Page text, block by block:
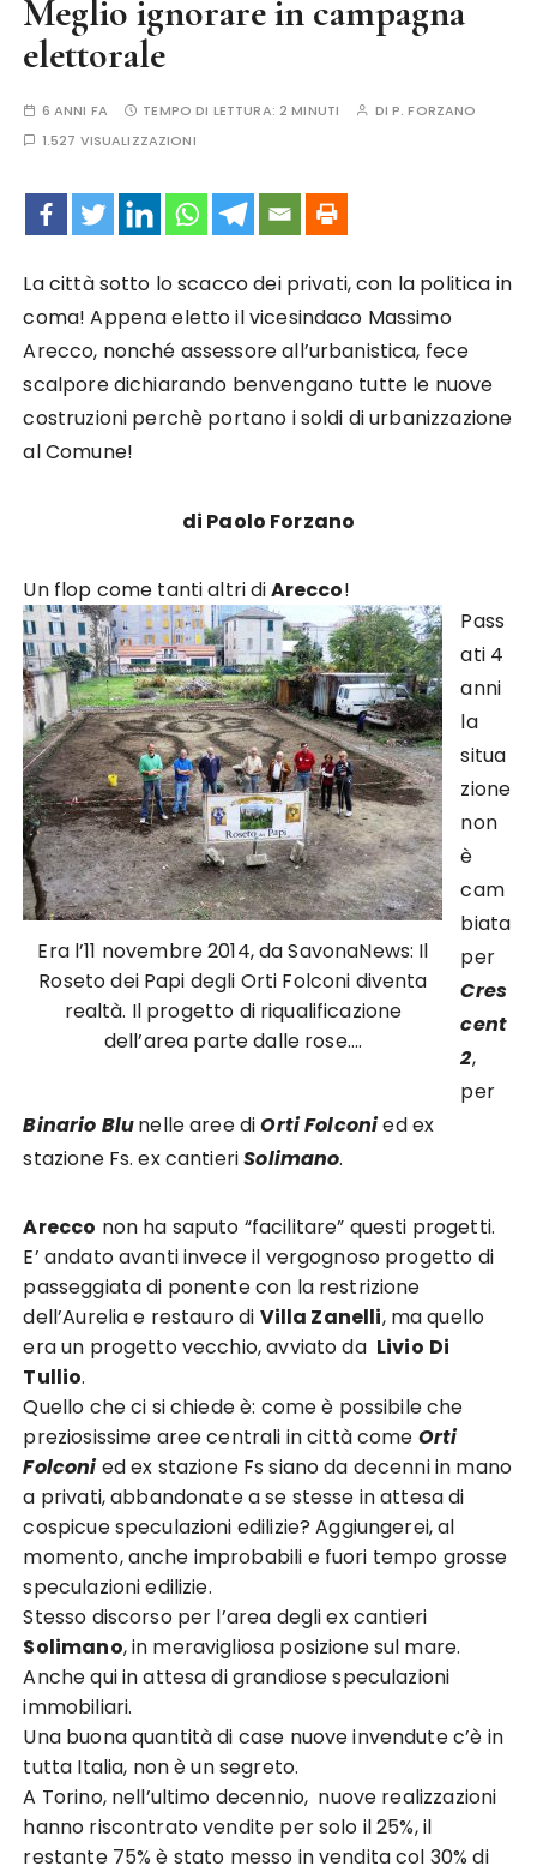
Meglio ignorare in campagna
elettorale
6 ANNI FA TEMPO DI LETTURA:2 MINUTI DI P. FORZANO
1.527 VISUALIZZAZIONI
La città sotto lo scacco dei privati, con la politica in
coma! Appena eletto il vicesindaco Massimo
Arecco, nonché assessore all’urbanistica, fece
scalpore dichiarando benvengano tutte le nuove
costruzioni perchè portano i soldi di urbanizzazione
al Comune!
di Paolo Forzano
Un flop come tanti altri diArecco!
Era l’11 novembre 2014, da SavonaNews: Il
Roseto dei Papi degli Orti Folconi diventa
realtà. Il progetto di riqualificazione
dell’area parte dalle rose….
Pass
ati 4
anni
la
situa
zione
non
è
cam
biata
per
Cres
cent
2,
per
Binario Blunelle aree diOrti Folconied ex
stazione Fs. ex cantieriSolimano.
Arecco non ha saputo “facilitare” questi progetti.
E’ andato avanti invece il vergognoso progetto di
passeggiata di ponente con la restrizione
dell’Aurelia e restauro di Villa Zanelli, ma quello
era un progetto vecchio, avviato da Livio Di
Tullio.
Quello che ci si chiede è: come è possibile che
preziosissime aree centrali in città come Orti
Folconied ex stazione Fs siano da decenni in mano
a privati, abbandonate a se stesse in attesa di
cospicue speculazioni edilizie? Aggiungerei, al
momento, anche improbabili e fuori tempo grosse
speculazioni edilizie.
Stesso discorso per l’area degli ex cantieri
Solimano, in meravigliosa posizione sul mare.
Anche qui in attesa di grandiose speculazioni
immobiliari.
Una buona quantità di case nuove invendute c’è in
tutta Italia, non è un segreto.
A Torino, nell’ultimo decennio, nuove realizzazioni
hanno riscontrato vendite per solo il 25%, il
restante 75% è stato messo in vendita col 30% di